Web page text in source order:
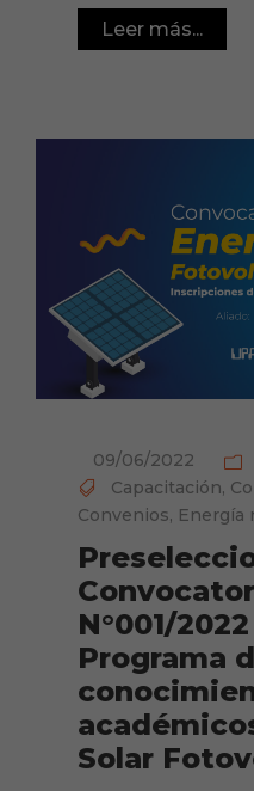
Leer más...
09/06/2022
Capacitación,
Convenios, Energía
N°001/
Programa
Solar